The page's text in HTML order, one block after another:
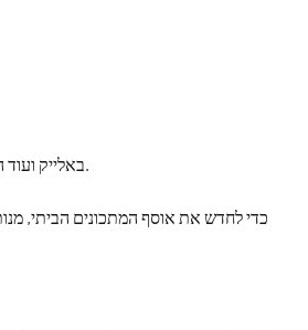
באלייק ועוד המון מעדנים טעימים.
כדי לחדש את אוסף המתכונים הביתי,